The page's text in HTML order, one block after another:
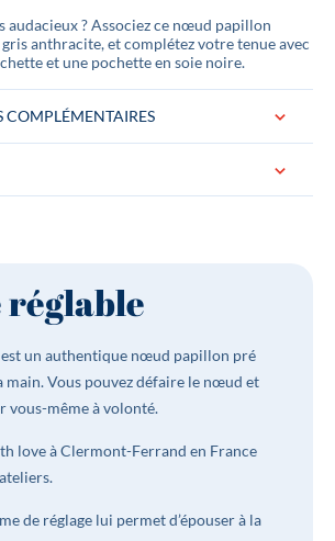
audacieux ? Associez ce nœud papillon
anthracite, et complétez votre tenue avec
et une pochette en soie noire.
COMPLÉMENTAIRES
Le noeud papillon est livré dans une jolie
pour un cadeau.
Hauteur : 6 cm Largeur : 11 cm | S’adapte
à tous les tours de cou grâce à sa taille
Unis
un authentique nœud papillon pré
main. Vous pouvez défaire le nœud et
vous-même à volonté.
love à Clermont-Ferrand en France
de réglage lui permet d’épouser à la